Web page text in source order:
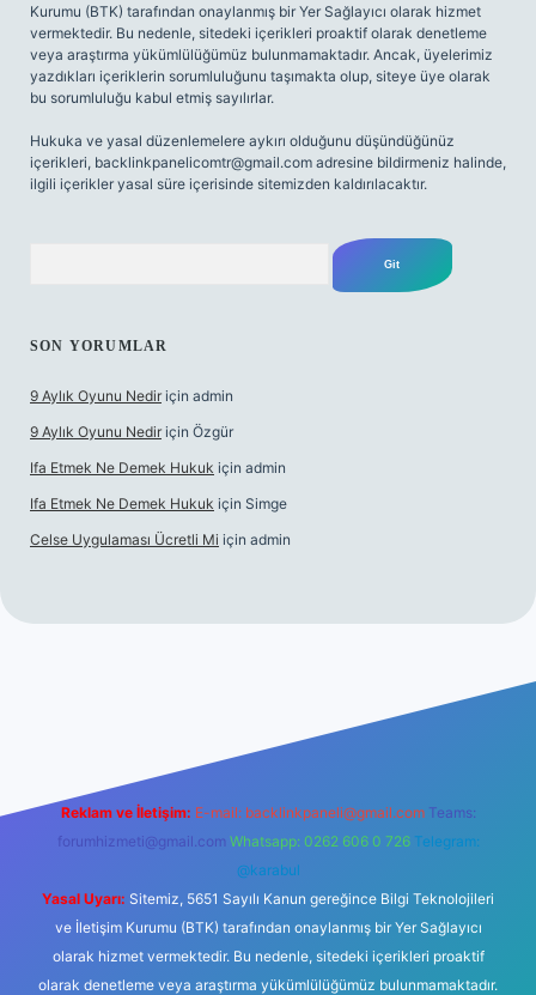
Kurumu (BTK) tarafından onaylanmış bir Yer Sağlayıcı olarak hizmet
vermektedir. Bu nedenle, sitedeki içerikleri proaktif olarak denetleme
veya araştırma yükümlülüğümüz bulunmamaktadır. Ancak, üyelerimiz
yazdıkları içeriklerin sorumluluğunu taşımakta olup, siteye üye olarak
bu sorumluluğu kabul etmiş sayılırlar.
Hukuka ve yasal düzenlemelere aykırı olduğunu düşündüğünüz
içerikleri, backlinkpanelicomtr@gmail.com adresine bildirmeniz halinde,
ilgili içerikler yasal süre içerisinde sitemizden kaldırılacaktır.
SON YORUMLAR
9 Aylık Oyunu Nedir için admin
9 Aylık Oyunu Nedir için Özgür
Ifa Etmek Ne Demek Hukuk için admin
Ifa Etmek Ne Demek Hukuk için Simge
Celse Uygulaması Ücretli Mi için admin
Reklam ve İletişim: E-mail: backlinkpaneli@gmail.com Teams:
forumhizmeti@gmail.com Whatsapp: 0262 606 0 726 Telegram:
@karabul
Yasal Uyarı: Sitemiz, 5651 Sayılı Kanun gereğince Bilgi Teknolojileri
ve İletişim Kurumu (BTK) tarafından onaylanmış bir Yer Sağlayıcı
olarak hizmet vermektedir. Bu nedenle, sitedeki içerikleri proaktif
olarak denetleme veya araştırma yükümlülüğümüz bulunmamaktadır.